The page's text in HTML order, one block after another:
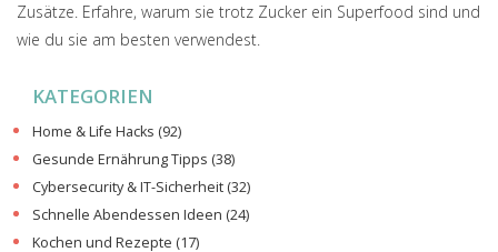
Zusätze. Erfahre, warum sie trotz Zucker ein Superfood sind und
wie du sie am besten verwendest.
KATEGORIEN
Home & Life Hacks (92)
Gesunde Ernährung Tipps (38)
Cybersecurity & IT-Sicherheit (32)
Schnelle Abendessen Ideen (24)
Kochen und Rezepte (17)